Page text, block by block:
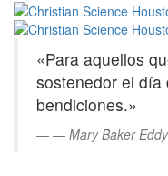
Saltar
principal
Christian
Science
Houston
Area
«Para aquellos
sostenedor el día
bendiciones.»
— Mary Baker Eddy